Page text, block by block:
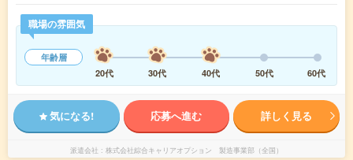
職場の雰囲気
年齢層
20代
30代 40代 50代 60代
気になる! 応募へ進む 詳しく見る
派遣会社 株式会社綜合キャリアオプション 製造事業部（全国）